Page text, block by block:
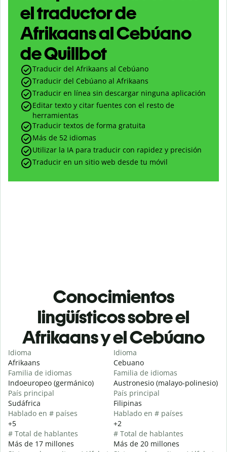
el traductor de
Afrikaans al Cebúano
de Quillbot
Traducir del Afrikaans al Cebúano
Traducir del Cebúano al Afrikaans
Traducir en línea sin descargar ninguna aplicación
Editar texto y citar fuentes con el resto de
herramientas
Traducir textos de forma gratuita
Más de 52 idiomas
Utilizar la IA para traducir con rapidez y precisión
Traducir en un sitio web desde tu móvil
Conocimientos
lingüísticos sobre el
Afrikaans y el Cebúano
Idioma
Afrikaans
Familia de idiomas
Indoeuropeo (germánico)
País principal
Sudáfrica
Hablado en # países
+5
# Total de hablantes
Más de 17 millones
Idioma
Cebuano
Familia de idiomas
Austronesio (malayo-polinesio)
País principal
Filipinas
Hablado en # países
+2
# Total de hablantes
Más de 20 millones